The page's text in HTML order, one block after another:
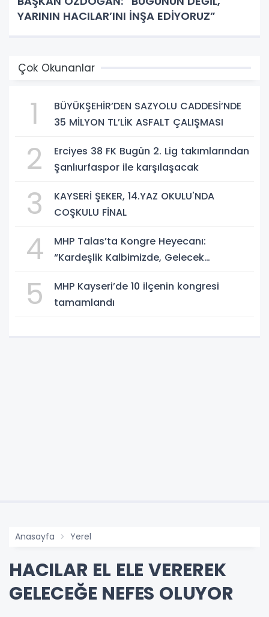
YARININ HACILAR’INI İNŞA EDİYORUZ”
Çok Okunanlar
1
BÜYÜKŞEHİR’DEN SAZYOLU CADDESİ’NDE
35 MİLYON TL’LİK ASFALT ÇALIŞMASI
2
Erciyes 38 FK Bugün 2. Lig takımlarından
Şanlıurfaspor ile karşılaşacak
3
KAYSERİ ŞEKER, 14.YAZ OKULU'NDA
COŞKULU FİNAL
4
MHP Talas’ta Kongre Heyecanı:
“Kardeşlik Kalbimizde, Gelecek
5
MHP Kayseri’de 10 ilçenin kongresi
tamamlandı
Anasayfa Yerel
HACILAR EL ELE VEREREK
GELECEĞE NEFES OLUYOR